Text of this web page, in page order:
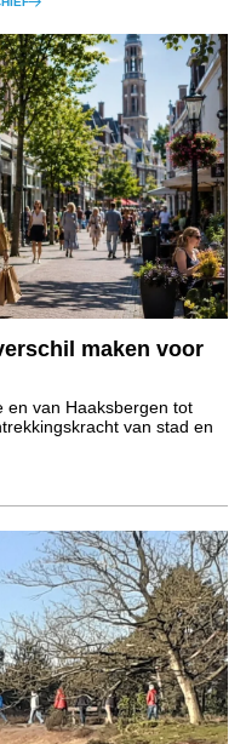
maken voor
en van Haaksbergen tot
van stad en